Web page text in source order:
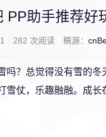
PP助手推荐好
282 次阅读 稿源：
吗？总觉得没有雪的
雪仗，乐趣融融。成